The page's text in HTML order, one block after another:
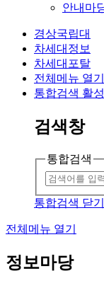
안내마
경상국립대
차세대정보
차세대포탈
전체메뉴 열기
통합검색 활
검색창
통합검색
통합검색 닫기
전체메뉴 열기
정보마당